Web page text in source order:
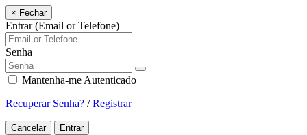
× Fechar
Entrar (Email or Telefone)
Senha
Mantenha-me Autenticado
Recuperar Senha? /Registrar
Cancelar Entrar